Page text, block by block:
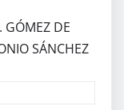
GÓMEZ DE
SÁNCHEZ